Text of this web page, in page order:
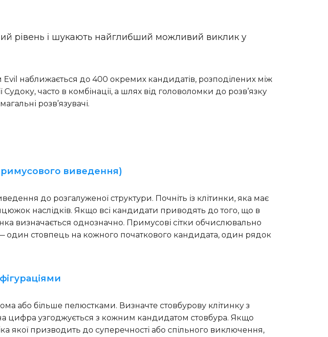
рівень і шукають найглибший можливий виклик у
Evil наближається до 400 окремих кандидатів, розподілених між
часто в комбінації, а шлях від головоломки до розв’язку
розв’язувачі.
виведення)
до розгалуженої структури. Почніть із клітинки, яка має
наслідків. Якщо всі кандидати приводять до того, що в
визначається однозначно. Примусові сітки обчислювально
один стовпець на кожного початкового кандидата, один рядок
або більше пелюстками. Визначте стовбурову клітинку з
цифра узгоджується з кожним кандидатом стовбура. Якщо
якої призводить до суперечності або спільного виключення,